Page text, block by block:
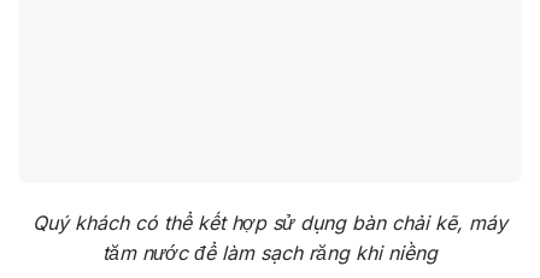
Quý khách có thể kết hợp sử dụng bàn chải kẽ, máy
tăm nước để làm sạch răng khi niềng